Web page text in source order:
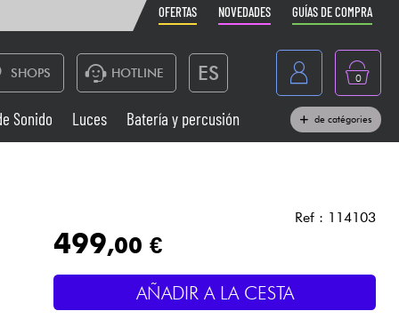
OFERTAS NOVEDADES GUÍAS DE COMPRA
SHOPS HOTLINE ES
France
Belgique
Nederland
0
Sistemas de Sonido
Vientos
Sonido Luces Batería y percusión de catégories
Ref : 114103
499,00 €
AÑADIR A LA CESTA